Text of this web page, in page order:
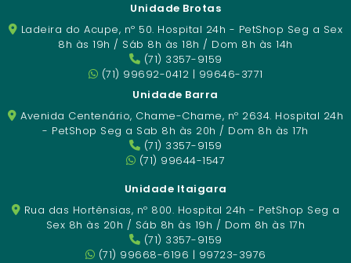
Unidade Brotas
Ladeira do Acupe, nº 50. Hospital 24h - PetShop Seg a Sex
8h às 19h / Sáb 8h às 18h / Dom 8h às 14h
(71) 3357-9159
(71) 99692-0412 | 99646-3771
Unidade Barra
Avenida Centenário, Chame-Chame, nº 2634. Hospital 24h
- PetShop Seg a Sab 8h às 20h / Dom 8h às 17h
(71) 3357-9159
(71) 99644-1547
Unidade Itaigara
Rua das Hortênsias, nº 800. Hospital 24h - PetShop Seg a
Sex 8h às 20h / Sáb 8h às 19h / Dom 8h às 17h
(71) 3357-9159
(71) 99668-6196 | 99723-3976